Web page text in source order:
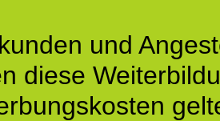
und
diese